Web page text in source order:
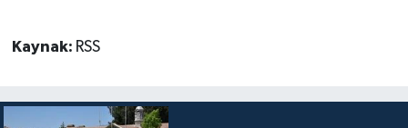
Kaynak: RSS